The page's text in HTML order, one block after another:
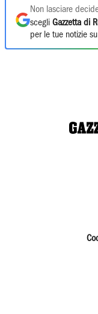
Non lasciare
scegli Gazzetta di
per le tue notizie